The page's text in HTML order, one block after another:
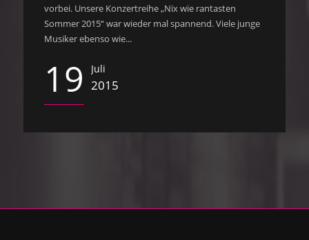
vorbei. Unsere Konzertreihe „Nix wie rantasten
Sommer 2015“ war wieder mal spannend. Viele junge
Musiker ebenso wie...
19 Juli
2015